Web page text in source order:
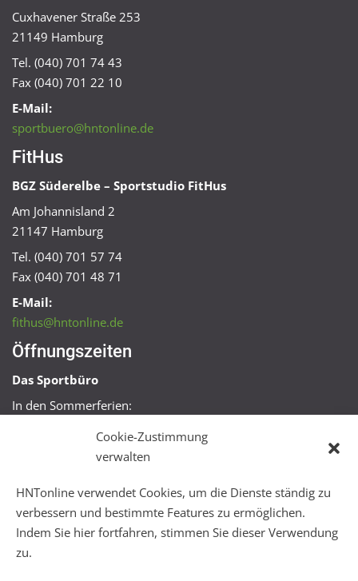
Cookie-Zustimmung
verwalten
HNTonline verwendet Cookies, um die Dienste ständig zu
verbessern und bestimmte Features zu ermöglichen.
Indem Sie hier fortfahren, stimmen Sie dieser Verwendung
zu.
Cuxhavener Straße 253
21149 Hamburg
Tel. (040) 701 74 43
Fax (040) 701 22 10
E-Mail:
sportbuero@hntonline.de
FitHus
BGZ Süderelbe – Sportstudio FitHus
Am Johannisland 2
21147 Hamburg
Tel. (040) 701 57 74
Fax (040) 701 48 71
E-Mail:
fithus@hntonline.de
Öffnungszeiten
Das Sportbüro
In den Sommerferien:
Mo + Mi 16:00 – 18:00 Uhr
Mo – Fr 08:00 – 22:00 Uhr
Sa + So 10:00 – 18:00 Uhr